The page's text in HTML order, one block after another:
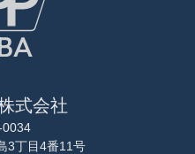
式会社
0034
3丁目4番11号